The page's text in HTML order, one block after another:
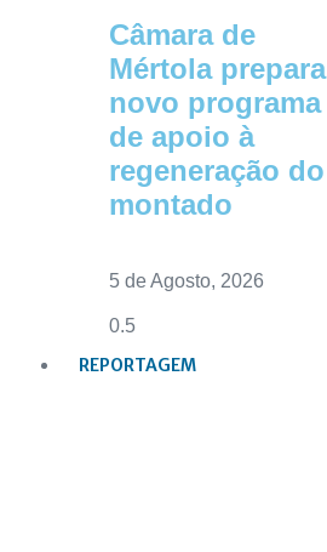
Câmara de
Mértola prepara
novo programa
de apoio à
regeneração do
montado
5 de Agosto, 2026
REPORTAGEM